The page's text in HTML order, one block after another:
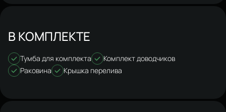
В КОМПЛЕКТЕ
Тумба для комплекта
Комплект доводчиков
Раковина
Крышка перелива